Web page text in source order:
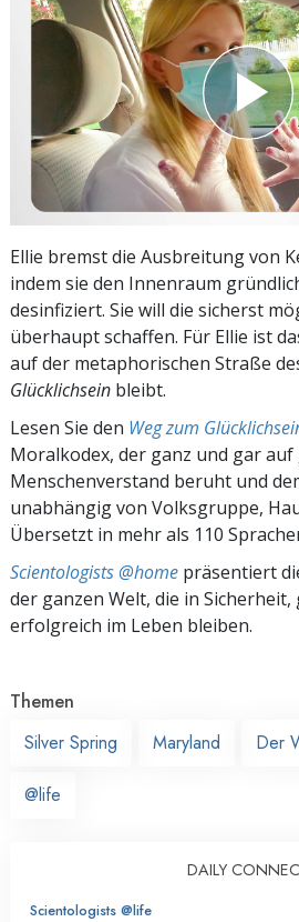
Ellie bremst die Ausbreitung von
indem sie den Innenraum
desinfiziert. Sie will die sicherst
überhaupt schaffen. Für Ellie ist
auf der metaphorischen Straße
Glücklichsein bleibt.
Lesen Sie den Weg zum
Moralkodex, der ganz und gar auf
Menschenverstand beruht und
unabhängig von Volksgruppe,
Übersetzt in mehr als 110
Scientologists @home präsentiert
der ganzen Welt, die in Sicherheit,
erfolgreich im Leben bleiben.
Themen
Silver Spring
Maryland Der
@life
DAILY
Scientologists @life